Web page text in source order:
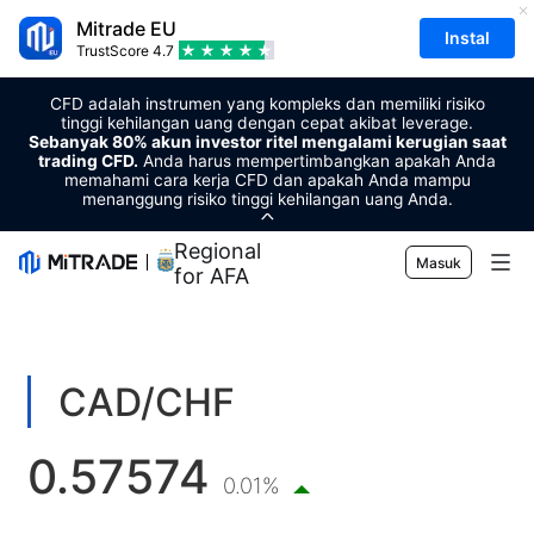
Mitrade EU
TrustScore 4.7
Instal
CFD adalah instrumen yang kompleks dan memiliki risiko
tinggi kehilangan uang dengan cepat akibat leverage.
Sebanyak 80% akun investor ritel mengalami kerugian saat
trading CFD. Anda harus mempertimbangkan apakah Anda
memahami cara kerja CFD dan apakah Anda mampu
menanggung risiko tinggi kehilangan uang Anda.
Regional Sponsor
for AFA
Masuk
Forex
Komoditas
Mata uang kripto
Trading
Platform Perdagangan
Manajemen Risiko
Alat Pasar
Kalender Ekonomi
Edukasi
CAD/CHF
0.57574 0.01%